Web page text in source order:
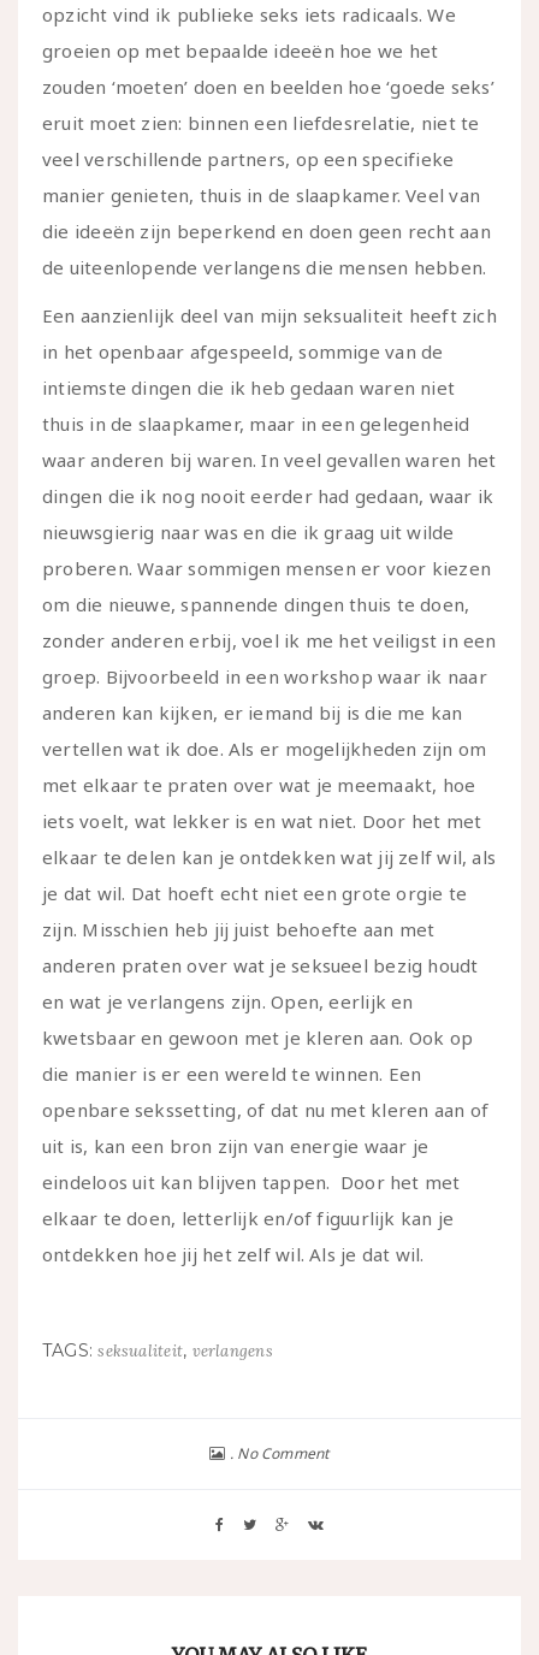
opzicht vind ik publieke seks iets radicaals. We
groeien op met bepaalde ideeën hoe we het
zouden ‘moeten’ doen en beelden hoe ‘goede seks’
eruit moet zien: binnen een liefdesrelatie, niet te
veel verschillende partners, op een specifieke
manier genieten, thuis in de slaapkamer. Veel van
die ideeën zijn beperkend en doen geen recht aan
de uiteenlopende verlangens die mensen hebben.
Een aanzienlijk deel van mijn seksualiteit heeft zich
in het openbaar afgespeeld, sommige van de
intiemste dingen die ik heb gedaan waren niet
thuis in de slaapkamer, maar in een gelegenheid
waar anderen bij waren. In veel gevallen waren het
dingen die ik nog nooit eerder had gedaan, waar ik
nieuwsgierig naar was en die ik graag uit wilde
proberen. Waar sommigen mensen er voor kiezen
om die nieuwe, spannende dingen thuis te doen,
zonder anderen erbij, voel ik me het veiligst in een
groep. Bijvoorbeeld in een workshop waar ik naar
anderen kan kijken, er iemand bij is die me kan
vertellen wat ik doe. Als er mogelijkheden zijn om
met elkaar te praten over wat je meemaakt, hoe
iets voelt, wat lekker is en wat niet. Door het met
elkaar te delen kan je ontdekken wat jij zelf wil, als
je dat wil. Dat hoeft echt niet een grote orgie te
zijn. Misschien heb jij juist behoefte aan met
anderen praten over wat je seksueel bezig houdt
en wat je verlangens zijn. Open, eerlijk en
kwetsbaar en gewoon met je kleren aan. Ook op
die manier is er een wereld te winnen. Een
openbare sekssetting, of dat nu met kleren aan of
uit is, kan een bron zijn van energie waar je
eindeloos uit kan blijven tappen. Door het met
elkaar te doen, letterlijk en/of figuurlijk kan je
ontdekken hoe jij het zelf wil. Als je dat wil.
TAGS:seksualiteit, verlangens
No Comment